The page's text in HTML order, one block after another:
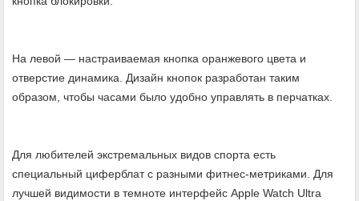
На левой — настраиваемая кнопка оранжевого цвета и
отверстие динамика. Дизайн кнопок разработан таким
образом, чтобы часами было удобно управлять в перчатках.
Для любителей экстремальных видов спорта есть
специальный циферблат с разными фитнес-метриками. Для
лучшей видимости в темноте интерфейс Apple Watch Ultra